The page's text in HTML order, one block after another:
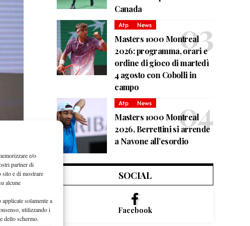
e/o
partner di
sito e di mostrare
alcune
solamente a
utilizzando i
dello schermo.
Canada
Atp News
Masters 1000 Montreal
2026: programma, orari e
ordine di gioco di martedì
4 agosto con Cobolli in
campo
Atp News
Masters 1000 Montreal
2026, Berrettini si arrende
a Navone all’esordio
SOCIAL
Facebook